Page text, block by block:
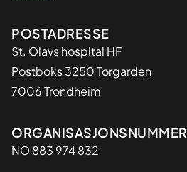
Adresse
POSTADRESSE
St. Olavs hospital HF
Postboks 3250 Torgarden
7006 Trondheim
Organisasjon
ORGANISASJONSNUMMER
NO 883 974 832